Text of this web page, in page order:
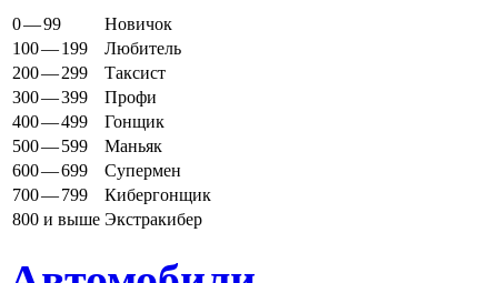
0—99
Новичок
100—199
Любитель
200—299
Таксист
300—399
Профи
400—499
Гонщик
500—599
Маньяк
600—699
Супермен
700—799
Кибергонщик
800 и выше Экстракибер